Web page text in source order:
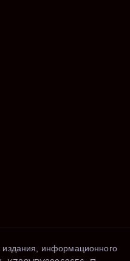
издания, информационного